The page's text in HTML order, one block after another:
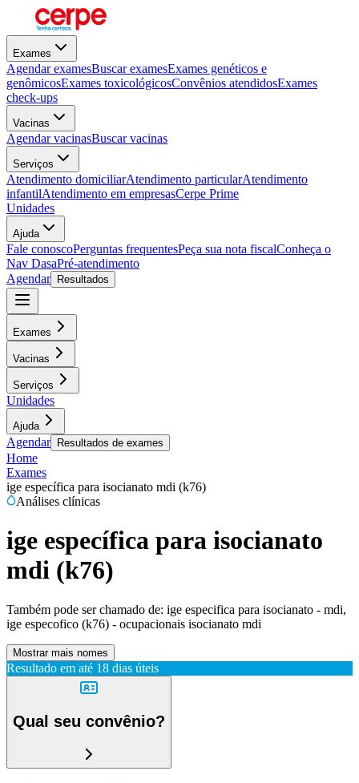
Exames
Agendar examesBuscar examesExames genéticos e
genômicosExames toxicológicosConvênios atendidosExames
check-ups
Vacinas
Agendar vacinasBuscar vacinas
Serviços
Atendimento domiciliarAtendimento particularAtendimento
infantilAtendimento em empresasCerpe Prime
Unidades
Ajuda
Fale conoscoPerguntas frequentesPeça sua nota fiscalConheça o
Nav DasaPré-atendimento
Agendar
Resultados
Exames
Vacinas
Serviços
Unidades
Ajuda
Agendar Resultados de exames
Home
Exames
ige específica para isocianato mdi (k76)
Análises clínicas
ige específica para isocianato
mdi (k76)
Também pode ser chamado de: ige especifica para isocianato - mdi,
ige especofico (k76) - ocupacionais isocianato mdi
Mostrar mais nomes
Resultado em até 18 dias úteis
Qual seu convênio?